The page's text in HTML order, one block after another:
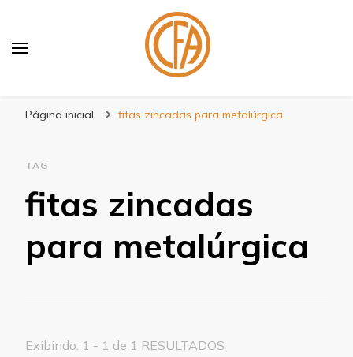
Página inicial fitas zincadas para metalúrgica
TAG
fitas zincadas
para metalúrgica
Exibindo: 1 - 1 de 1 RESULTADOS